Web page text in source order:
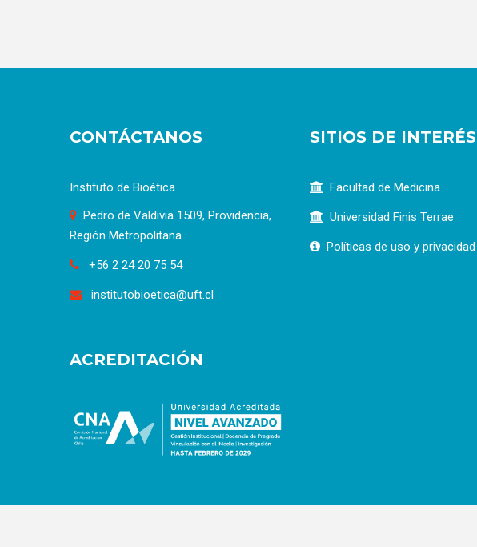
CONTÁCTANOS
Instituto de Bioética
Pedro de Valdivia 1509, Providencia,
Región Metropolitana
+56 2 24 20 75 54
institutobioetica@uft.cl
ACREDITACIÓN
SITIOS DE INTERÉS
Facultad de Medicina
Universidad Finis Terrae
Políticas de uso y privacidad